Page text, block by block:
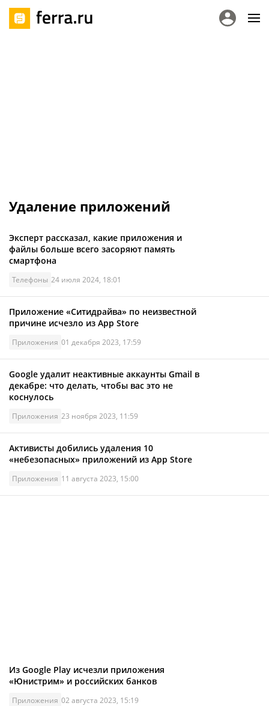
Удаление приложений
Эксперт рассказал, какие приложения и
файлы больше всего засоряют память
смартфона
Телефоны 24 июля 2024, 18:01
Приложение «Ситидрайва» по неизвестной
причине исчезло из App Store
Приложения 01 декабря 2023, 17:59
Google удалит неактивные аккаунты Gmail в
декабре: что делать, чтобы вас это не
коснулось
Приложения 23 ноября 2023, 11:59
Активисты добились удаления 10
«небезопасных» приложений из App Store
Приложения 11 августа 2023, 15:00
Из Google Play исчезли приложения
«Юнистрим» и российских банков
Приложения 02 августа 2023, 15:19